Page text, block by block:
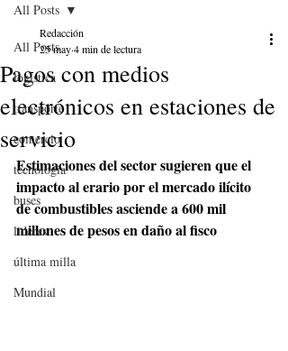
All Posts
logistica
transporte
comercio
tecnologia
buses
lideres
última milla
Mundial
All Posts
Pagos con medios
electrónicos en estaciones de
servicio
Redacción
25 may4 min de lectura
Estimaciones del sector sugieren que el
impacto al erario por el mercado ilícito
de combustibles asciende a 600 mil
millones de pesos en daño al fisco